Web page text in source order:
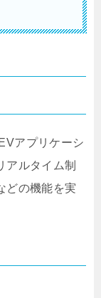
アプリケーシ
アルタイム制
どの機能を実